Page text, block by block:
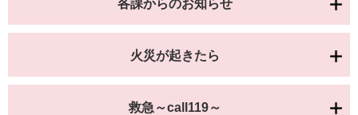
各課からのお知らせ
火災が起きたら
救急～call119～